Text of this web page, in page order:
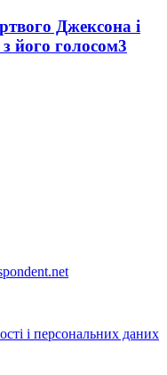
Джексона і
його голосом3
і персональних даних